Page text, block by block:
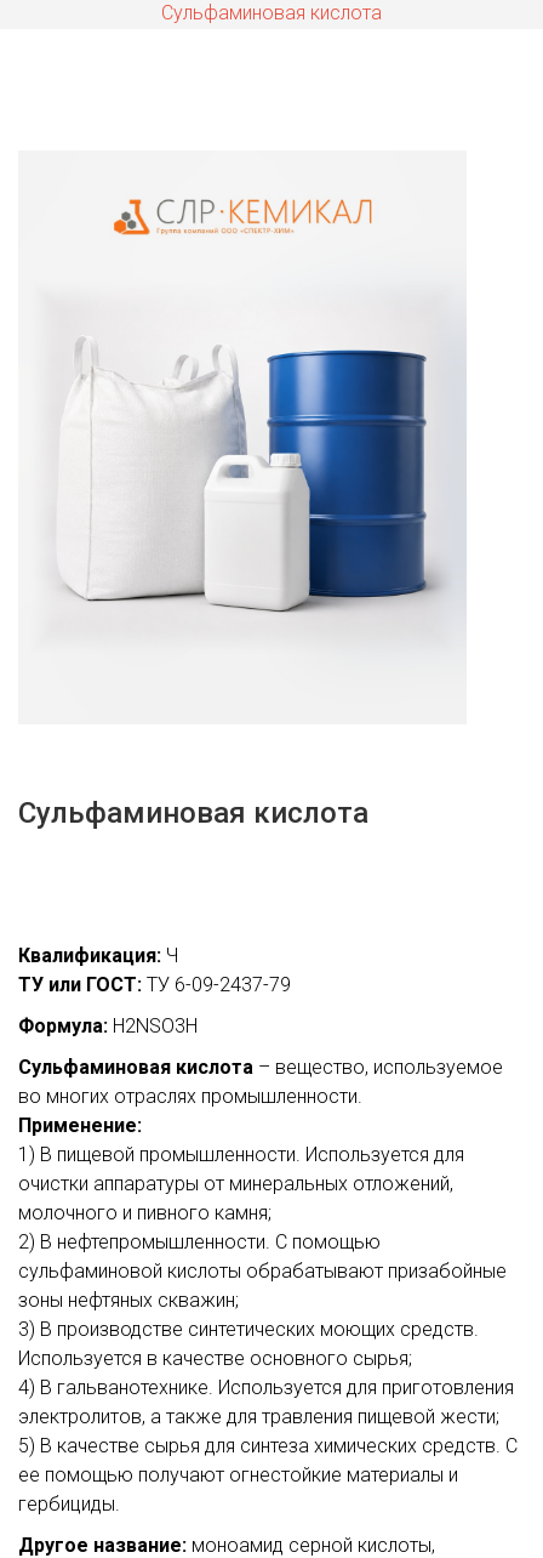
Сульфаминовая кислота
Сульфаминовая кислота
Квалификация: Ч
ТУ или ГОСТ: ТУ 6-09-2437-79
Формула: H2NSO3H
Сульфаминовая кислота – вещество, используемое
во многих отраслях промышленности.
Применение:
1) В пищевой промышленности. Используется для
очистки аппаратуры от минеральных отложений,
молочного и пивного камня;
2) В нефтепромышленности. С помощью
сульфаминовой кислоты обрабатывают призабойные
зоны нефтяных скважин;
3) В производстве синтетических моющих средств.
Используется в качестве основного сырья;
4) В гальванотехнике. Используется для приготовления
электролитов, а также для травления пищевой жести;
5) В качестве сырья для синтеза химических средств. С
ее помощью получают огнестойкие материалы и
гербициды.
Другое название: моноамид серной кислоты,